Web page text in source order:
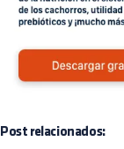
Post relacionados: